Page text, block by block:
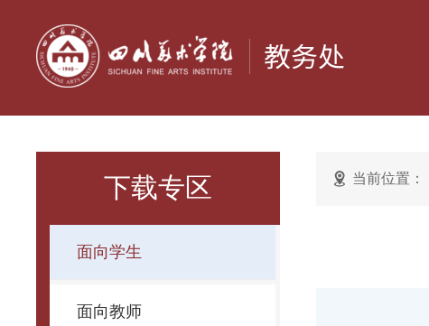
下载专区
面向学生
面向教师
当前位置：